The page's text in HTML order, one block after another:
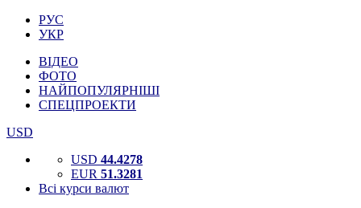
РУС
УКР
ВІДЕО
ФОТО
НАЙПОПУЛЯРНІШІ
СПЕЦПРОЕКТИ
USD
USD 44.4278
EUR 51.3281
Всі курси валют